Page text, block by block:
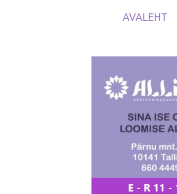
AVALEHT